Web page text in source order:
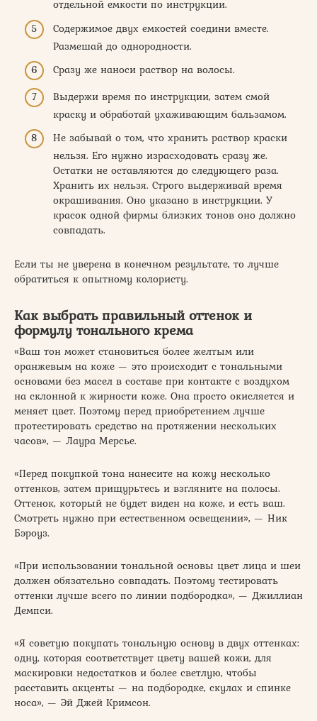
отдельной емкости по инструкции.
Содержимое двух емкостей соедини вместе.
Размешай до однородности.
Сразу же наноси раствор на волосы.
Выдержи время по инструкции, затем смой
краску и обработай ухаживающим бальзамом.
Не забывай о том, что хранить раствор краски
нельзя. Его нужно израсходовать сразу же.
Остатки не оставляются до следующего раза.
Хранить их нельзя. Строго выдерживай время
окрашивания. Оно указано в инструкции. У
красок одной фирмы близких тонов оно должно
совпадать.
Если ты не уверена в конечном результате, то лучше
обратиться к опытному колористу.
Как выбрать правильный оттенок и
формулу тонального крема
«Ваш тон может становиться более желтым или
оранжевым на коже — это происходит с тональными
основами без масел в составе при контакте с воздухом
на склонной к жирности коже. Она просто окисляется и
меняет цвет. Поэтому перед приобретением лучше
протестировать средство на протяжении нескольких
часов», — Лаура Мерсье.
«Перед покупкой тона нанесите на кожу несколько
оттенков, затем прищурьтесь и взгляните на полосы.
Оттенок, который не будет виден на коже, и есть ваш.
Смотреть нужно при естественном освещении», — Ник
Бэроуз.
«При использовании тональной основы цвет лица и шеи
должен обязательно совпадать. Поэтому тестировать
оттенки лучше всего по линии подбородка», — Джиллиан
Демпси.
«Я советую покупать тональную основу в двух оттенках:
одну, которая соответствует цвету вашей кожи, для
маскировки недостатков и более светлую, чтобы
расставить акценты — на подбородке, скулах и спинке
носа», — Эй Джей Кримсон.